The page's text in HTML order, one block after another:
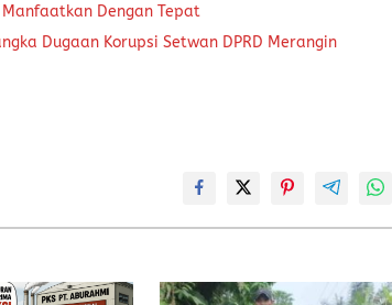
Dengan Tepat
Dugaan Korupsi Setwan DPRD Merangin